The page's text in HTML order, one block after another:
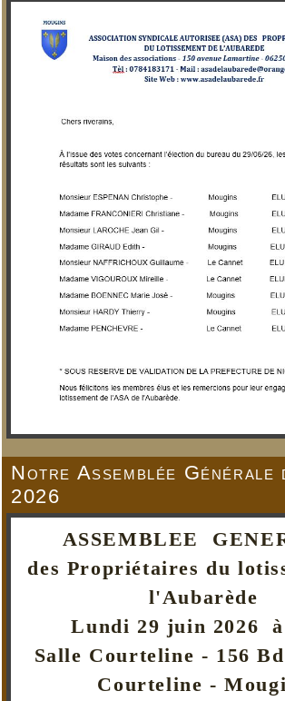
Notre Assemblée Générale
2026
ASSEMBLEE
des Propriétaires du
l'Aubarède
Lundi 29 juin 2026 à
Salle Courteline - 156
Courteline -